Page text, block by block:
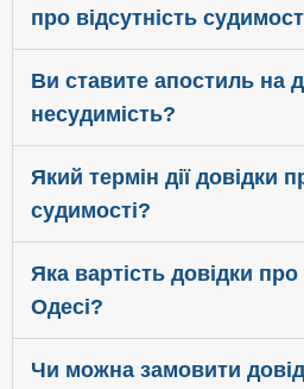
про відсутність
Ви ставите апостиль на
несудимість?
Який термін дії довідки
судимості?
Яка вартість довідки
Одесі?
Чи можна замовити